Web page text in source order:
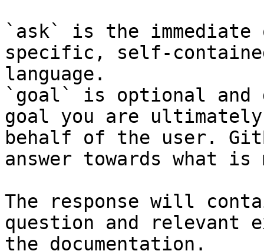
`ask` is the
specific, self-
language.
`goal` is optional and
goal you are
behalf of the user.
answer towards what
The response will
question and relevant
the documentation.